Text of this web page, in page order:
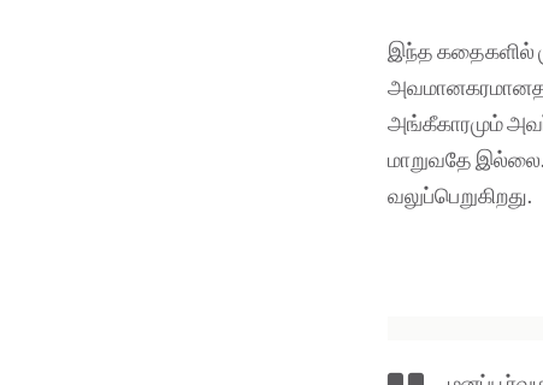
இந்த கதைகளில்
அங்கீகாரமும்
மாறுவதே
வலுப்பெறுகிறது.